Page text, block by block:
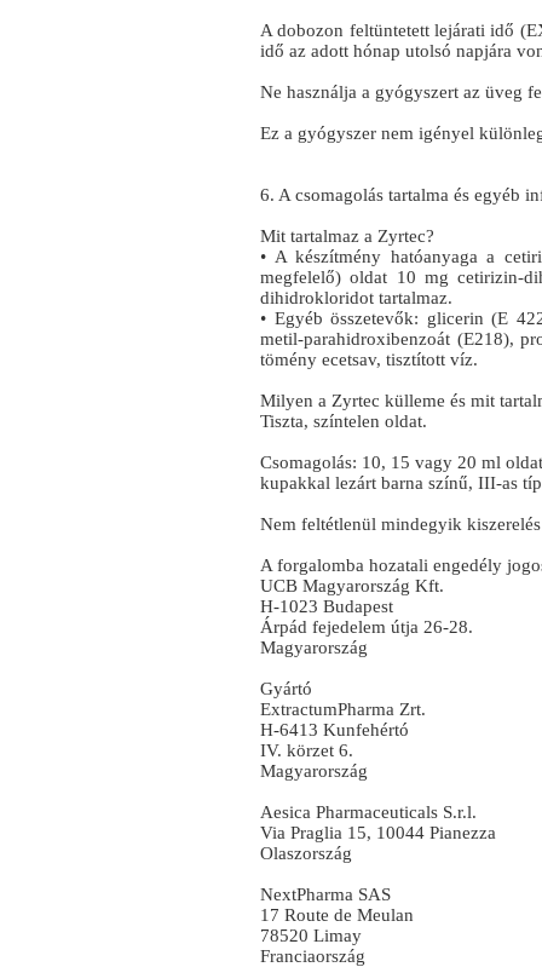
A dobozon feltüntetett lejárati idő
idő az adott hónap utolsó napjára
Ne használja a gyógyszert az üveg
Ez a gyógyszer nem igényel
6. A csomagolás tartalma és egyéb
Mit tartalmaz a Zyrtec?
• A készítmény hatóanyaga a
megfelelő) oldat 10 mg cetirizin-
dihidrokloridot tartalmaz.
• Egyéb összetevők: glicerin (E
metil-parahidroxibenzoát (E218),
tömény ecetsav, tisztított víz.
Milyen a Zyrtec külleme és mit
Tiszta, színtelen oldat.
Csomagolás: 10, 15 vagy 20 ml
kupakkal lezárt barna színű, III-as
Nem feltétlenül mindegyik
A forgalomba hozatali engedély
UCB Magyarország Kft.
H-1023 Budapest
Árpád fejedelem útja 26-28.
Magyarország
Gyártó
ExtractumPharma Zrt.
H-6413 Kunfehértó
IV. körzet 6.
Magyarország
Aesica Pharmaceuticals S.r.l.
Via Praglia 15, 10044 Pianezza
Olaszország
NextPharma SAS
17 Route de Meulan
78520 Limay
Franciaország